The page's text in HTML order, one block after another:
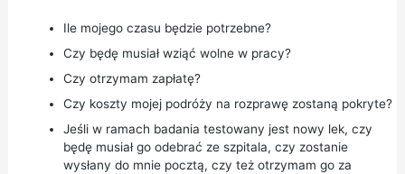
Ile mojego czasu będzie potrzebne?
Czy będę musiał wziąć wolne w pracy?
Czy otrzymam zapłatę?
Czy koszty mojej podróży na rozprawę zostaną pokryte?
Jeśli w ramach badania testowany jest nowy lek, czy
będę musiał go odebrać ze szpitala, czy zostanie
wysłany do mnie pocztą, czy też otrzymam go za